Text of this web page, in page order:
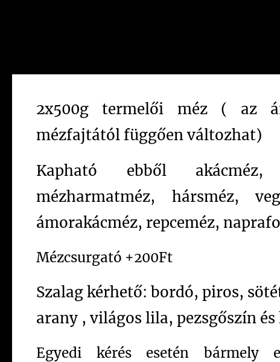
2x500g termelői méz ( az
mézfajtától függően változhat)
Kapható ebből akácméz,
mézharmatméz, hársméz,
ámorakácméz, repceméz,
Mézcsurgató +200Ft
Szalag kérhető: bordó, piros,
arany , világos lila, pezsgőszín és
Egyedi kérés esetén bármely